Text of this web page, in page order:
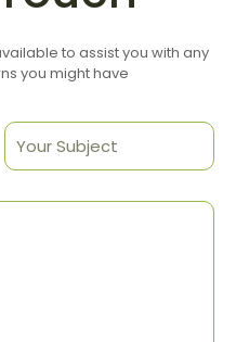
to assist you with any
you might have